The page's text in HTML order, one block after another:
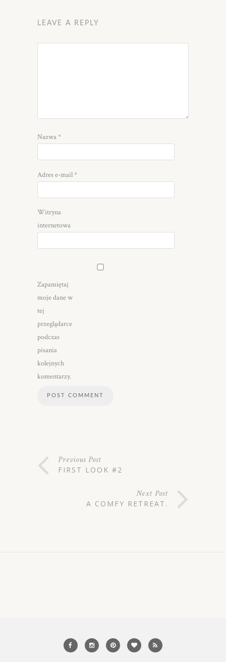
LEAVE A REPLY
Nazwa*
Adres e-mail*
Witryna
internetowa
Zapamiętaj
moje dane w
tej
przeglądarce
podczas
pisania
kolejnych
komentarzy.
Previous Post
FIRST LOOK #2
Next Post
A COMFY RETREAT.